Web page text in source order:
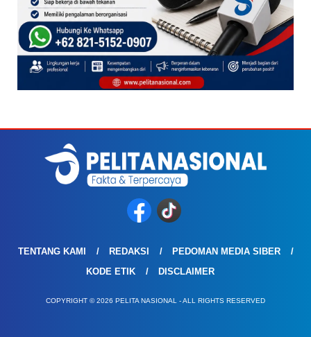
TENTANG KAMI REDAKSI
PEDOMAN MEDIA SIBER
KODE ETIK
DISCLAIMER
COPYRIGHT © 2026 PELITA NASIONAL - ALL RIGHTS RESERVED